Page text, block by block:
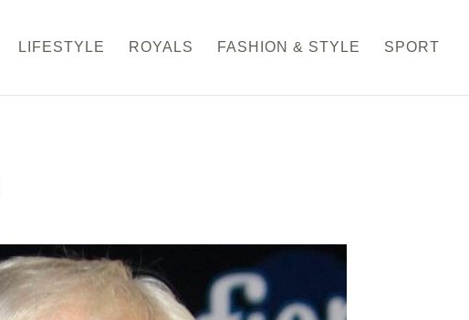
LIFESTYLE ROYALS FASHION & STYLE SPORT